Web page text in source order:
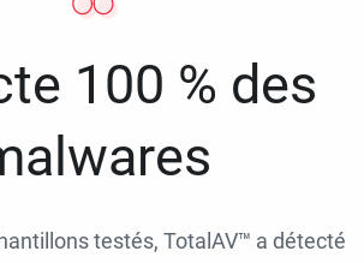
100 % des
testés, TotalAV™ a détecté